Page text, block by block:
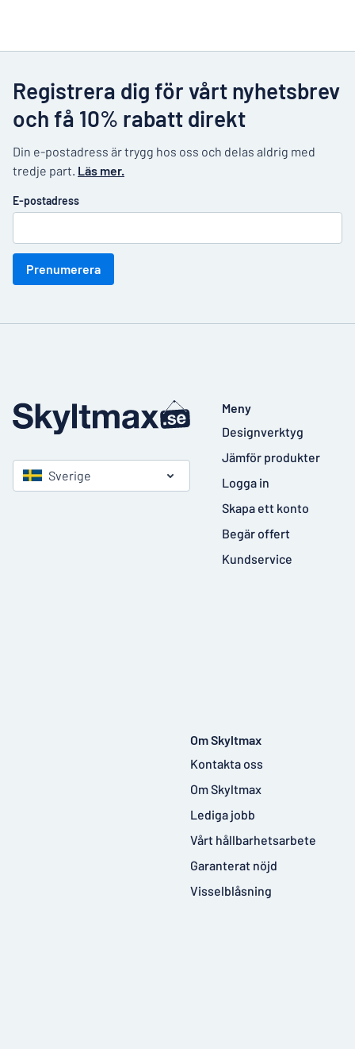
Registrera dig för vårt nyhetsbrev
och få 10% rabatt direkt
Din e-postadress är trygg hos oss och delas aldrig med
tredje part. Läs mer.
E-postadress
Prenumerera
Sverige
Meny
Designverktyg
Jämför produkter
Logga in
Skapa ett konto
Begär offert
Kundservice
Om Skyltmax
Kontakta oss
Om Skyltmax
Lediga jobb
Vårt hållbarhetsarbete
Garanterat nöjd
Visselblåsning